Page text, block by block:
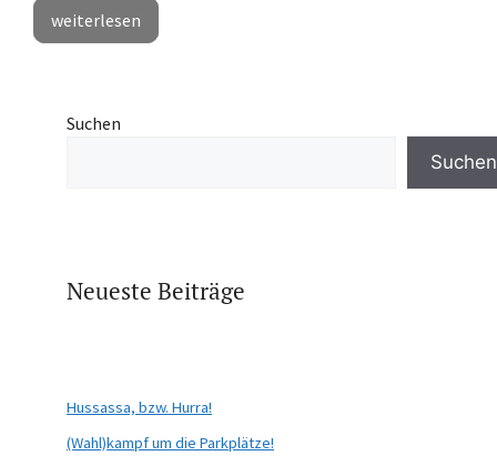
weiterlesen
Suchen
Suchen
Neueste Beiträge
Hussassa, bzw. Hurra!
(Wahl)kampf um die Parkplätze!